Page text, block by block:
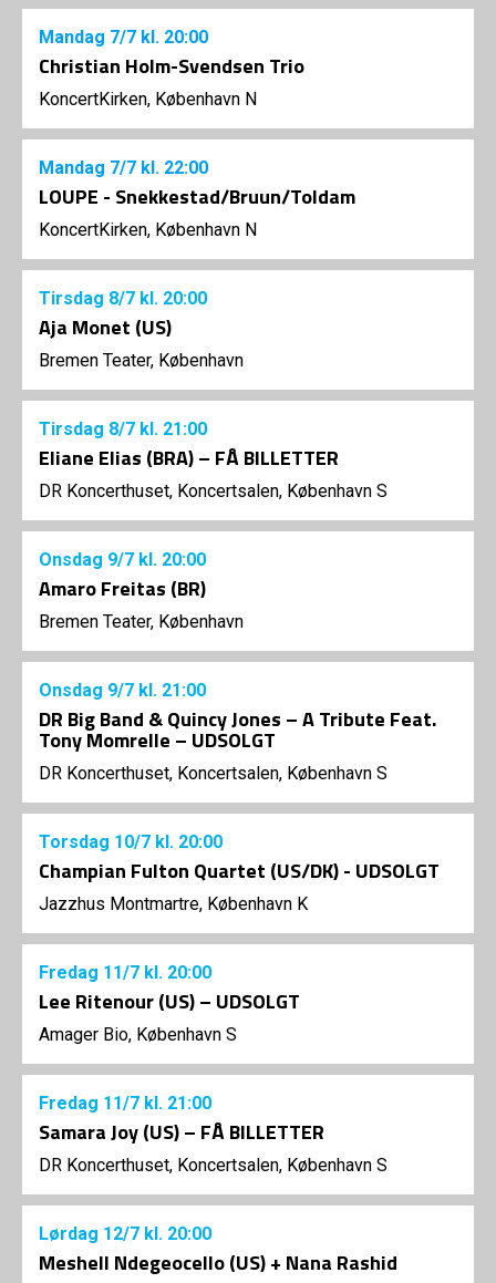
Mandag 7/7 kl. 20:00
Christian Holm-Svendsen Trio
KoncertKirken, København N
Mandag 7/7 kl. 22:00
LOUPE - Snekkestad/Bruun/Toldam
KoncertKirken, København N
Tirsdag 8/7 kl. 20:00
Aja Monet (US)
Bremen Teater, København
Tirsdag 8/7 kl. 21:00
Eliane Elias (BRA) – FÅ BILLETTER
DR Koncerthuset, Koncertsalen, København S
Onsdag 9/7 kl. 20:00
Amaro Freitas (BR)
Bremen Teater, København
Onsdag 9/7 kl. 21:00
DR Big Band & Quincy Jones – A Tribute Feat.
Tony Momrelle – UDSOLGT
DR Koncerthuset, Koncertsalen, København S
Torsdag 10/7 kl. 20:00
Champian Fulton Quartet (US/DK) - UDSOLGT
Jazzhus Montmartre, København K
Fredag 11/7 kl. 20:00
Lee Ritenour (US) – UDSOLGT
Amager Bio, København S
Fredag 11/7 kl. 21:00
Samara Joy (US) – FÅ BILLETTER
DR Koncerthuset, Koncertsalen, København S
Lørdag 12/7 kl. 20:00
Meshell Ndegeocello (US) + Nana Rashid